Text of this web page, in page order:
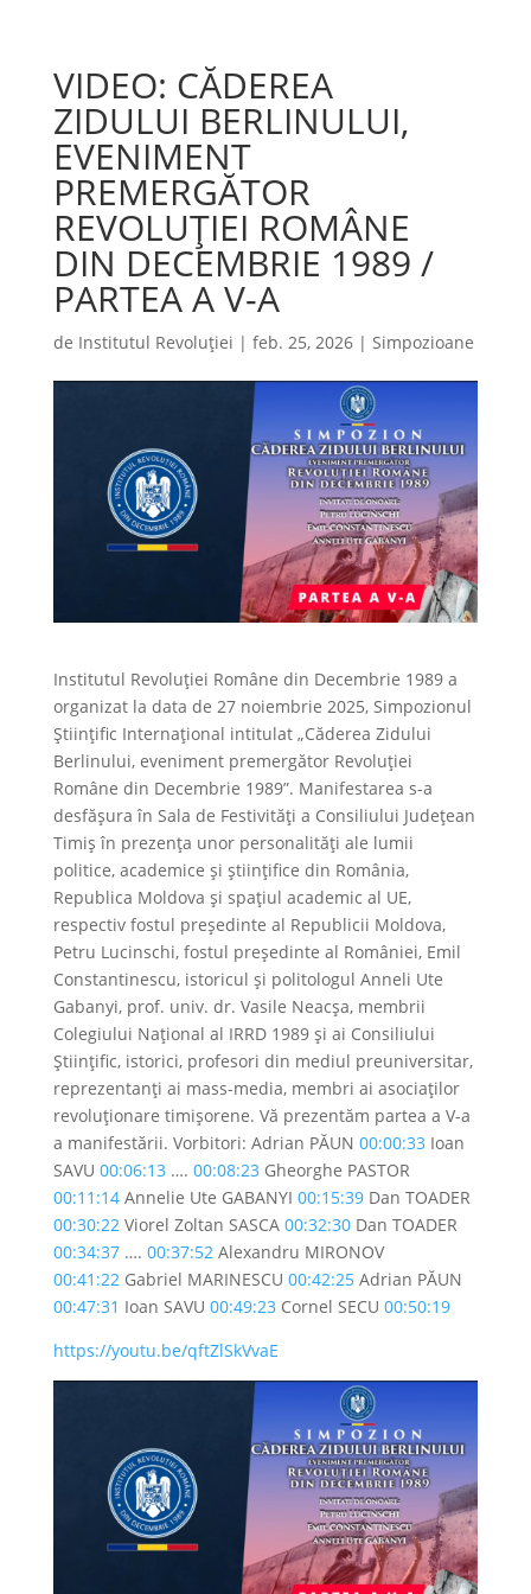
VIDEO: CĂDEREA
ZIDULUI BERLINULUI,
EVENIMENT
PREMERGĂTOR
REVOLUȚIEI ROMÂNE
DIN DECEMBRIE 1989 /
PARTEA A V-A
de Institutul Revoluției | feb. 25, 2026| Simpozioane
Institutul Revoluției Române din Decembrie 1989 a
organizat la data de 27 noiembrie 2025, Simpozionul
Științific Internațional intitulat „Căderea Zidului
Berlinului, eveniment premergător Revoluției
Române din Decembrie 1989”. Manifestarea s-a
desfășura în Sala de Festivități a Consiliului Județean
Timiș în prezența unor personalități ale lumii
politice, academice și științifice din România,
Republica Moldova și spațiul academic al UE,
respectiv fostul președinte al Republicii Moldova,
Petru Lucinschi, fostul președinte al României, Emil
Constantinescu, istoricul și politologul Anneli Ute
Gabanyi, prof. univ. dr. Vasile Neacșa, membrii
Colegiului Național al IRRD 1989 și ai Consiliului
Științific, istorici, profesori din mediul preuniversitar,
reprezentanți ai mass-media, membri ai asociaților
revoluționare timișorene. Vă prezentăm partea a V-a
a manifestării. Vorbitori: Adrian PĂUN 00:00:33Ioan
SAVU 00:06:13…. 00:08:23Gheorghe PASTOR
00:11:14Annelie Ute GABANYI 00:15:39Dan TOADER
00:30:22Viorel Zoltan SASCA 00:32:30Dan TOADER
00:34:37…. 00:37:52Alexandru MIRONOV
00:41:22Gabriel MARINESCU 00:42:25Adrian PĂUN
00:47:31 Ioan SAVU 00:49:23Cornel SECU 00:50:19
https://youtu.be/qftZlSkVvaE